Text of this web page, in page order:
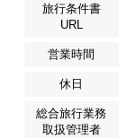
旅行条件書
URL
営業時間
休日
総合旅行業務
取扱管理者